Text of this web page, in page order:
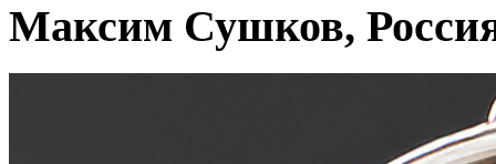
Максим Сушков,